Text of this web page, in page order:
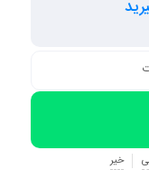
خیر